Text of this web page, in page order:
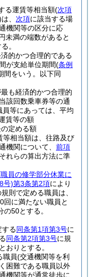
る運賃等相当額(次項
は、 次項に該当する場
機関等の区分に応
未満の端数があると
。
的かつ合理的である
が支給単位期間(条例
間をいう。以下同
も経済的かつ合理的
該回数乗車券等の通
等にあっては、平均
賃等の額
定める額
等相当額は、往路及び
機関について、 前項
れらの算出方法に準
員の修学部分休業に
号)第3条第2項により
則で定める職員は、
回に満たない職員と
50とする。
する同条第1項第3号に
同条第2項第3号に規
おりとする。
職員(交通機関等を利
困難である職員以外
機関等が通常徒歩に